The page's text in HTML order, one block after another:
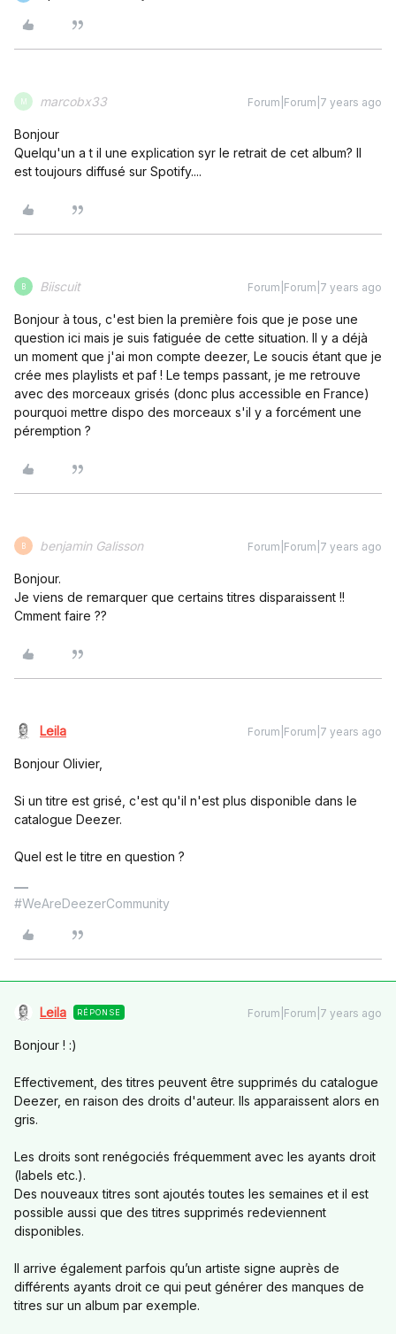
M marcobx33 Forum|Forum|7 years ago
Bonjour
Quelqu'un a t il une explication syr le retrait de cet album? Il
est toujours diffusé sur Spotify....
B Biiscuit Forum|Forum|7 years ago
Bonjour à tous, c'est bien la première fois que je pose une
question ici mais je suis fatiguée de cette situation. Il y a déjà
un moment que j'ai mon compte deezer, Le soucis étant que je
crée mes playlists et paf ! Le temps passant, je me retrouve
avec des morceaux grisés (donc plus accessible en France)
pourquoi mettre dispo des morceaux s'il y a forcément une
péremption ?
B benjamin Galisson Forum|Forum|7 years ago
Bonjour.
Je viens de remarquer que certains titres disparaissent !!
Cmment faire ??
Leila Forum|Forum|7 years ago
Bonjour Olivier,
Si un titre est grisé, c'est qu'il n'est plus disponible dans le
catalogue Deezer.
Quel est le titre en question ?
#WeAreDeezerCommunity
Leila RÉPONSE Forum|Forum|7 years ago
Bonjour ! :)
Effectivement, des titres peuvent être supprimés du catalogue
Deezer, en raison des droits d'auteur. Ils apparaissent alors en
gris.
Les droits sont renégociés fréquemment avec les ayants droit
(labels etc.).
Des nouveaux titres sont ajoutés toutes les semaines et il est
possible aussi que des titres supprimés redeviennent
disponibles.
Il arrive également parfois qu’un artiste signe auprès de
différents ayants droit ce qui peut générer des manques de
titres sur un album par exemple.